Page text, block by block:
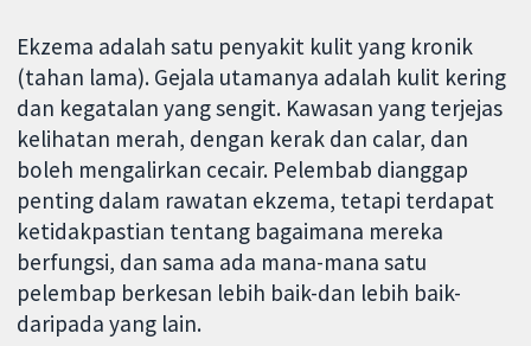
Ekzema adalah satu penyakit kulit yang kronik
(tahan lama). Gejala utamanya adalah kulit kering
dan kegatalan yang sengit. Kawasan yang terjejas
kelihatan merah, dengan kerak dan calar, dan
boleh mengalirkan cecair. Pelembab dianggap
penting dalam rawatan ekzema, tetapi terdapat
ketidakpastian tentang bagaimana mereka
berfungsi, dan sama ada mana-mana satu
pelembap berkesan lebih baik-dan lebih baik-
daripada yang lain.